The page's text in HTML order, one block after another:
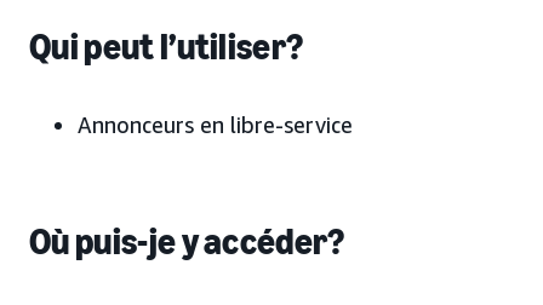
Qui peut l’utiliser?
Annonceurs en libre-service
Où puis-je y accéder?